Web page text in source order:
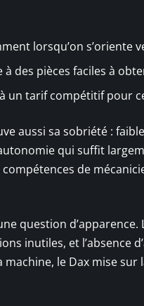
lorsqu’on s’oriente
à des pièces faciles à
un tarif compétitif pour
aussi sa sobriété :
qui suffit
de
question
inutiles, et l’absence
le Dax mise